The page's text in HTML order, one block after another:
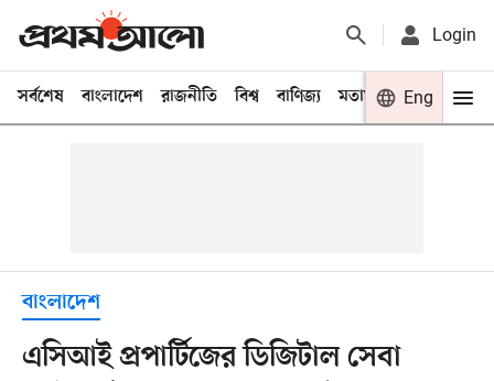
Login
সর্বশেষ বাংলাদেশ রাজনীতি বিশ্ব বাণিজ্য মতামত খেলা
Eng
বাংলাদেশ
এসিআই প্রপার্টিজের ডিজিটাল সেবা